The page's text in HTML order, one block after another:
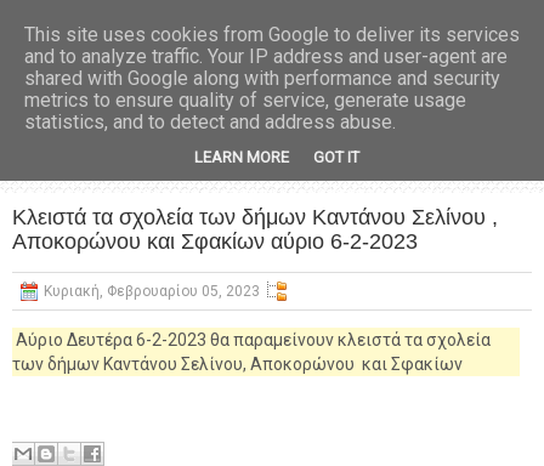
Κλειστά τα σχολεία των δήμων Καντάνου Σελίνου ,
Αποκορώνου και Σφακίων αύριο 6-2-2023
Κυριακή, Φεβρουαρίου 05, 2023
Αύριο Δευτέρα 6-2-2023 θα παραμείνουν κλειστά τα σχολεία
των δήμων Καντάνου Σελίνου, Αποκορώνου και Σφακίων
This site uses cookies from Google to deliver its services
and to analyze traffic. Your IP address and user-agent are
shared with Google along with performance and security
metrics to ensure quality of service, generate usage
statistics, and to detect and address abuse.
LEARN MORE GOT IT